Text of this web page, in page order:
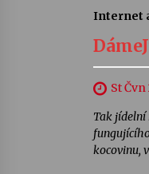
Internet
St Čvn
Tak jídelní
kocovinu,